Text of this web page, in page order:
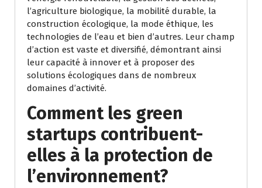
l’agriculture biologique, la mobilité durable, la
construction écologique, la mode éthique, les
technologies de l’eau et bien d’autres. Leur champ
d’action est vaste et diversifié, démontrant ainsi
leur capacité à innover et à proposer des
solutions écologiques dans de nombreux
domaines d’activité.
Comment les green
startups contribuent-
elles à la protection de
l’environnement?